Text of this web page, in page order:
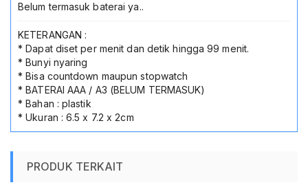
LED
Kitchen
Magnet
Belum termasuk baterai ya..
KETERANGAN :
* Dapat diset per menit dan detik hingga 99 menit.
* Bunyi nyaring
* Bisa countdown maupun stopwatch
* BATERAI AAA / A3 (BELUM TERMASUK)
* Bahan : plastik
* Ukuran : 6.5 x 7.2 x 2cm
PRODUK TERKAIT